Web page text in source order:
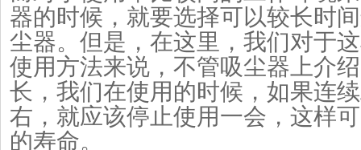
器的时候，就要选择可以较长时
尘器。但是，在这里，我们对于
使用方法来说，不管吸尘器上介
长，我们在使用的时候，如果连
右，就应该停止使用一会，这样
的寿命。